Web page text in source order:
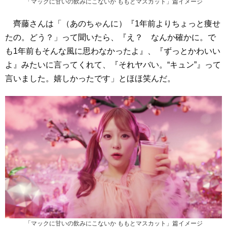
齊藤さんは「（あのちゃんに）『1年前よりちょっと痩せ
たの。どう？」って聞いたら、『え？ なんか確かに。で
も1年前もそんな風に思わなかったよ』、『ずっとかわいい
よ』みたいに言ってくれて、『それヤバい。“キュン”』って
言いました。嬉しかったです」とほほ笑んだ。
「マックに甘いの飲みにこないか ももとマスカット」篇イメージ